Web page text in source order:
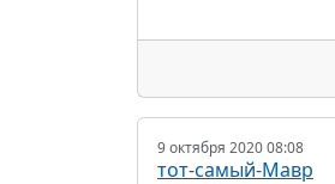
9 октября 2020 08:08
тот-самый-Мавр